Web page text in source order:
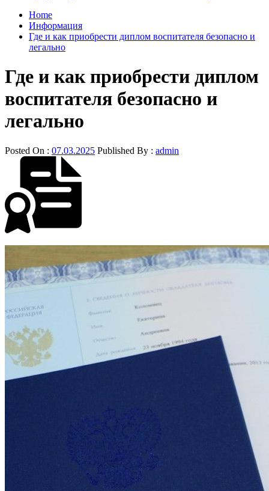
Home
Информация
Где и как приобрести диплом воспитателя безопасно и
легально
Где и как приобрести диплом
воспитателя безопасно и
легально
Posted On : 07.03.2025 Published By : admin